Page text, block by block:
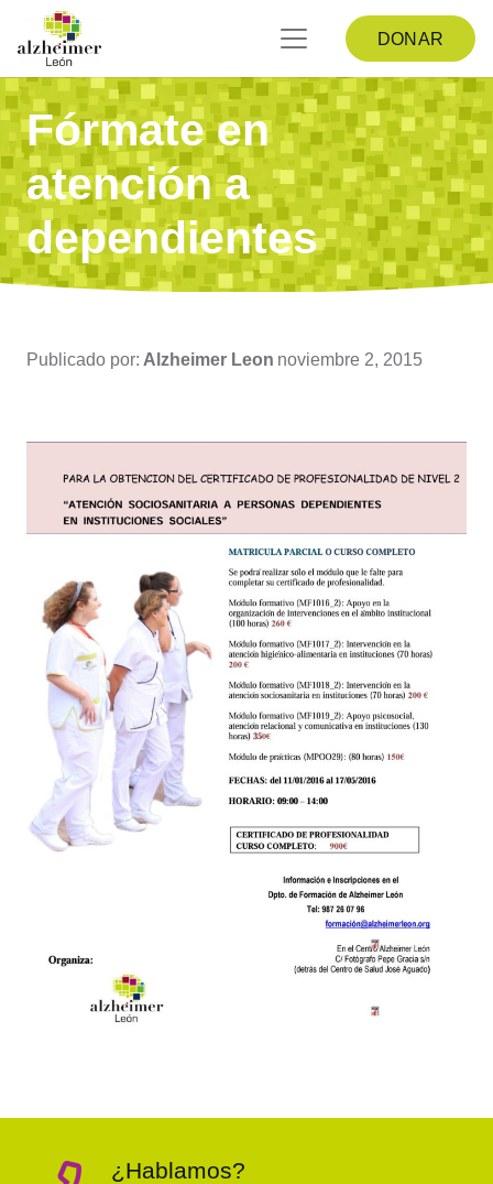
DONAR
Fórmate en
atención a
dependientes
Publicado por: Alzheimer Leon noviembre 2, 2015
¿Hablamos?